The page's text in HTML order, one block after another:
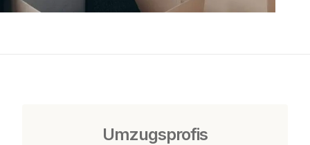
Umzugsprofis